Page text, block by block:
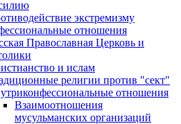
экстремизму
отношения
Православная Церковь и
и ислам
религии против "сект"
отношения
Взаимоотношения
мусульманских организаций